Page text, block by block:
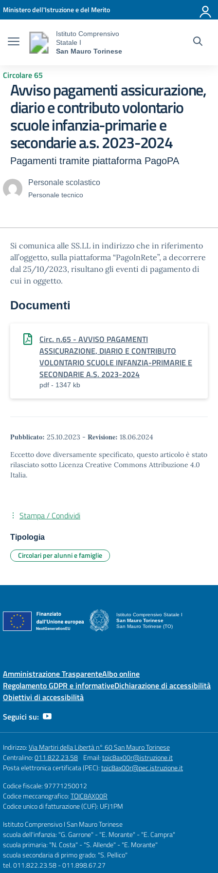
Vai ai contenuti
Vai al menu di navigazione
Vai al footer
Ministero dell'Istruzione e del Merito
Istituto Comprensivo
Statale I
San Mauro Torinese
Circolare 65
Avviso pagamenti assicurazione,
diario e contributo volontario
scuole infanzia-primarie e
secondarie a.s. 2023-2024
Pagamenti tramite piattaforma PagoPA
Personale scolastico
Personale tecnico
Si comunica alle SS.LL in indirizzo che in riferimento
all’oggetto, sulla piattaforma “PagoInRete”, a decorrere
dal 25/10/2023, risultano gli eventi di pagamento di
cui in oggetto.
Documenti
Circ. n.65 - AVVISO PAGAMENTI
ASSICURAZIONE, DIARIO E CONTRIBUTO
VOLONTARIO SCUOLE INFANZIA-PRIMARIE E
SECONDARIE A.S. 2023-2024
pdf - 1347 kb
Pubblicato: 25.10.2023 - Revisione: 18.06.2024
Eccetto dove diversamente specificato, questo articolo è stato
rilasciato sotto Licenza Creative Commons Attribuzione 4.0
Italia.
Stampa / Condividi
Tipologia
Circolari per alunni e famiglie
Istituto Comprensivo Statale I
San Mauro Torinese
San Mauro Torinese (TO)
Amministrazione TrasparenteAlbo online
Regolamento GDPR e informativeDichiarazione di accessibilità
Obiettivi di accessibilità
Seguici su:
Indirizzo:Via Martiri della Libertà n° 60 San Mauro Torinese
Centralino:011.822.23.58 Email:toic8ax00r@istruzione.it
Posta elettronica certificata (PEC):toic8ax00r@pec.istruzione.it
Codice fiscale: 97771250012
Codice meccanografico:TOIC8AX00R
Codice unico di fatturazione (CUF): UFJ1PM
Istituto Comprensivo I San Mauro Torinese
scuola dell'infanzia: "G. Garrone" - "E. Morante" - "E. Campra"
scuola primaria: "N. Costa" - "S. Allende" - "E. Morante"
scuola secondaria di primo grado: "S. Pellico"
tel. 011.822.23.58 - 011.898.67.27